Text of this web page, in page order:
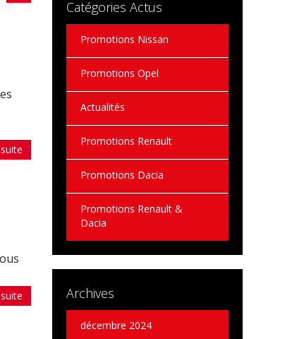
Catégories Actus
Promotions Nissan
Promotions Opel
Actualités
Promotions Renault
Promotions Dacia
Promotions Renault &
Dacia
Archives
décembre 2024